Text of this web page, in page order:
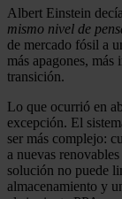
Albert Einstein
mismo nivel de
de mercado fósil a
más apagones,
transición.
Lo que ocurrió en
excepción. El
ser más complejo:
a nuevas
solución no puede
almacenamiento y